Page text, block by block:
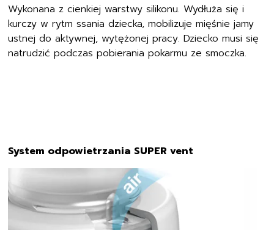
Wykonana z cienkiej warstwy silikonu. Wydłuża się i
kurczy w rytm ssania dziecka, mobilizuje mięśnie jamy
ustnej do aktywnej, wytężonej pracy. Dziecko musi się
natrudzić podczas pobierania pokarmu ze smoczka.
System odpowietrzania SUPER vent